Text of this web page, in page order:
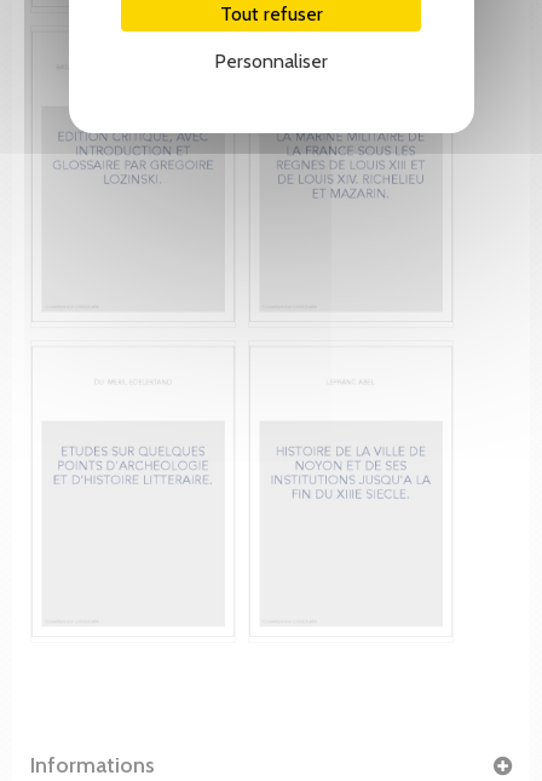
Tout refuser
Personnaliser
Informations